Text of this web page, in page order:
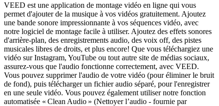
VEED est une application de montage vidéo en ligne qui vous
permet d'ajouter de la musique à vos vidéos gratuitement. Ajoutez
une bande sonore impressionnante à vos séquences vidéo, avec
notre logiciel de montage facile à utiliser. Ajoutez des effets sonores
d'arrière-plan, des enregistrements audio, des voix off, des pistes
musicales libres de droits, et plus encore! Que vous téléchargiez une
vidéo sur Instagram, YouTube ou tout autre site de médias sociaux,
assurez-vous que l'audio fonctionne correctement, avec VEED.
Vous pouvez supprimer l'audio de votre vidéo (pour éliminer le bruit
de fond), puis télécharger un fichier audio séparé, pour l'enregistrer
en une seule vidéo. Vous pouvez également utiliser notre fonction
automatisée « Clean Audio » (Nettoyer l’audio - fournie par